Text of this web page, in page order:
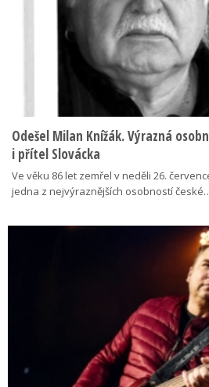
Odešel Milan Knížák. Výrazná
i přítel Slovácka
Ve věku 86 let zemřel v neděli 26.
jedna z nejvýraznějších osobností